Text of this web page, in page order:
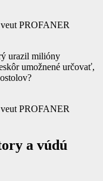
PROFANER
urazil milióny
umožnené určovať,
PROFANER
a vúdú